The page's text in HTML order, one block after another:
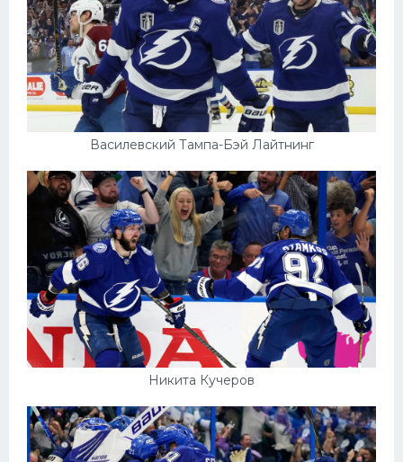
Василевский Тампа-Бэй Лайтнинг
Никита Кучеров